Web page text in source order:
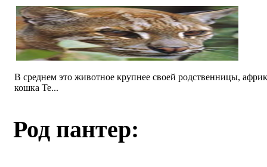
В среднем это животное крупнее своей родственницы,
кошка Те...
Род пантер: